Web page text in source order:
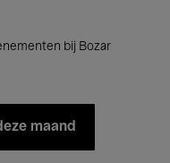
bij Bozar
maand